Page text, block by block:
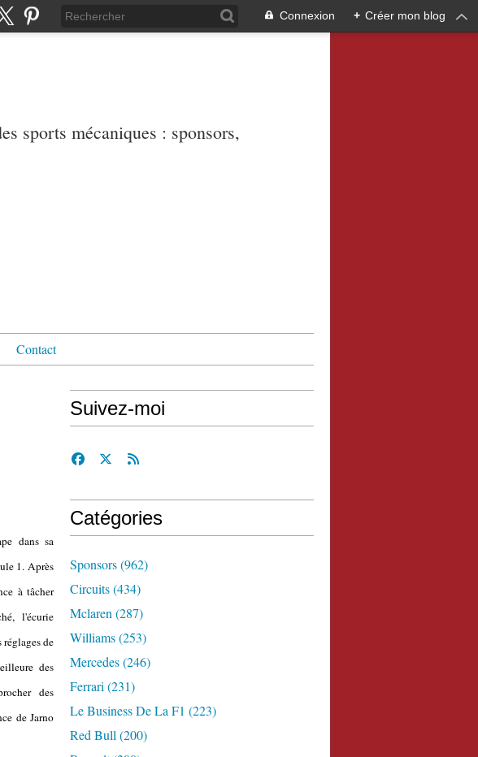
Connexion + Créer mon blog
sports mécaniques : sponsors,
Contact
dans sa
1. Après
à tâcher
l'écurie
de
des
des
de Jarno
Suivez-moi
Catégories
Sponsors(962)
Circuits(434)
Mclaren (287)
Williams(253)
Mercedes(246)
Ferrari (231)
Le Business De La F1 (223)
Red Bull (200)